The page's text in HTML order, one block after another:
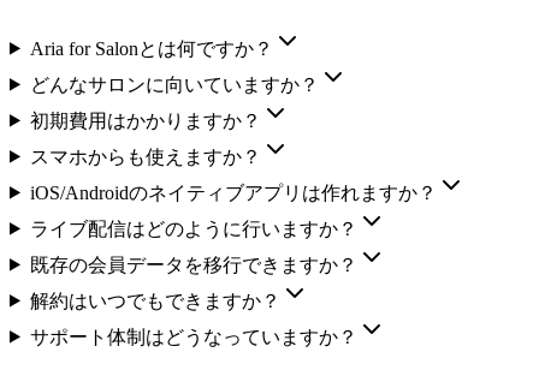
Aria for Salonとは何ですか？
どんなサロンに向いていますか？
初期費用はかかりますか？
スマホからも使えますか？
iOS/Androidのネイティブアプリは作れますか？
ライブ配信はどのように行いますか？
既存の会員データを移行できますか？
解約はいつでもできますか？
サポート体制はどうなっていますか？